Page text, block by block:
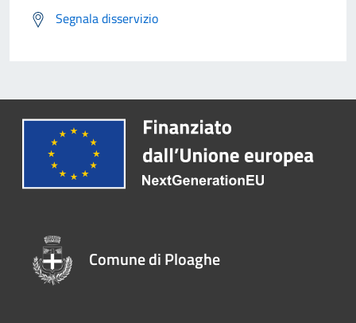
Segnala disservizio
Comune di Ploaghe